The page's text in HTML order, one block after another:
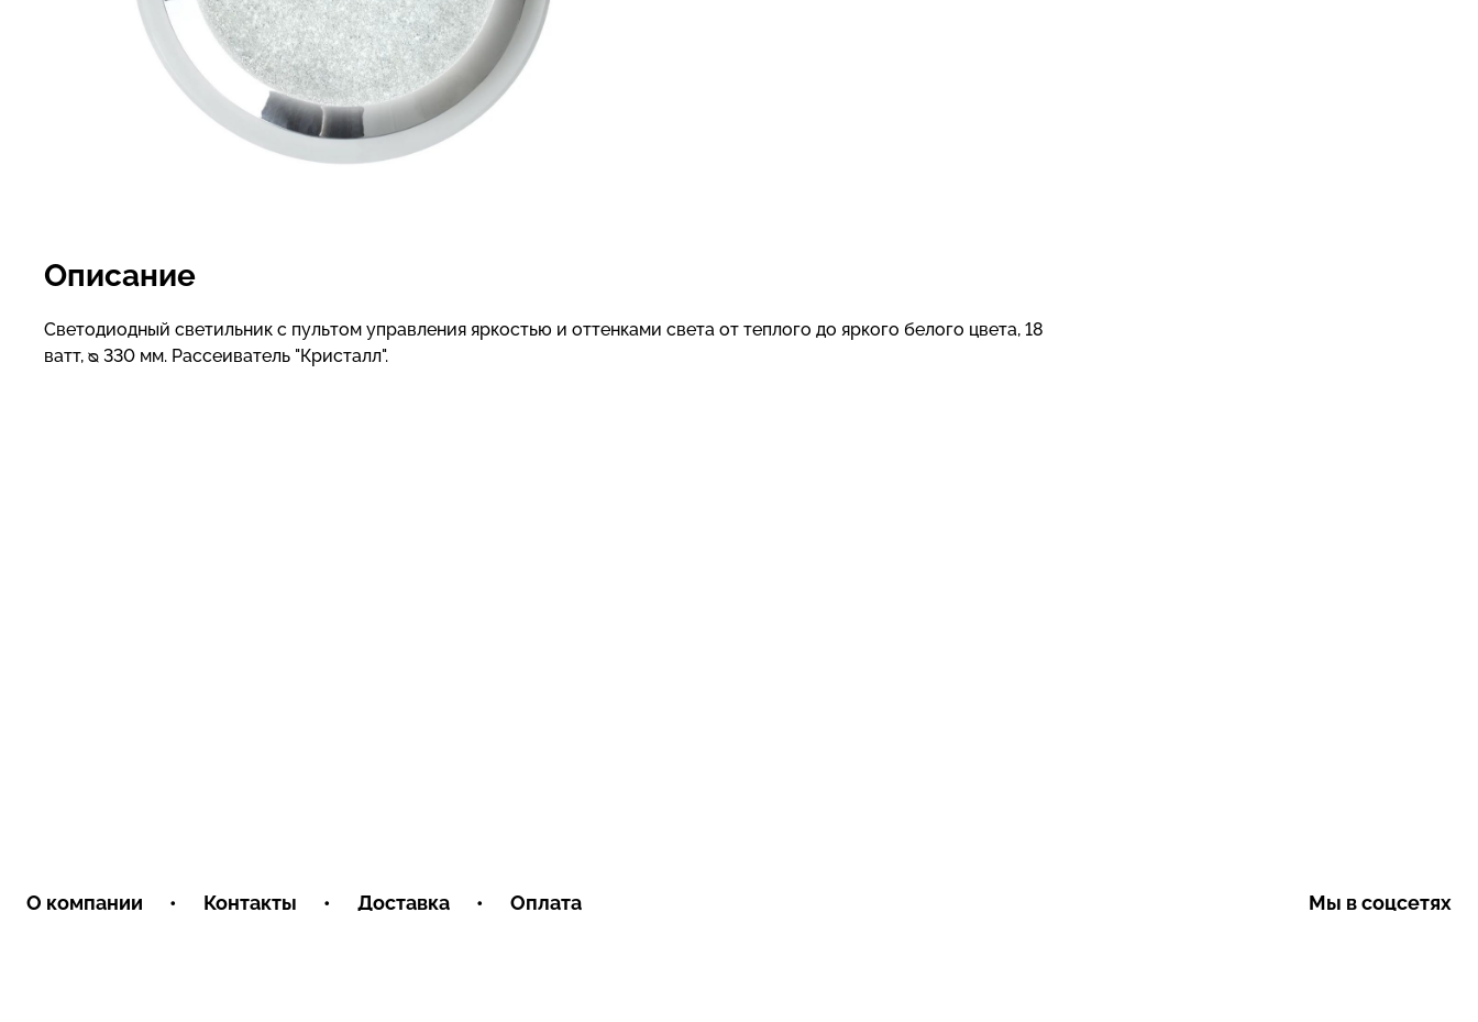
Описание
Светодиодный светильник с пультом управления яркостью и оттенками света от теплого до яркого белого цвета, 18
ватт, ᴓ 330 мм. Рассеиватель "Кристалл".
О компании • Контакты • Доставка • Оплата Мы в соцсетях